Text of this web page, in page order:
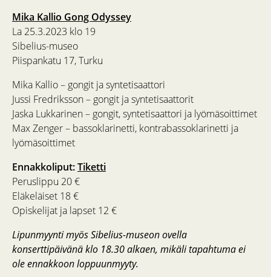
Mika Kallio Gong Odyssey
La 25.3.2023 klo 19
Sibelius-museo
Piispankatu 17, Turku
Mika Kallio – gongit ja syntetisaattori
Jussi Fredriksson – gongit ja syntetisaattorit
Jaska Lukkarinen – gongit, syntetisaattori ja lyömäsoittimet
Max Zenger – bassoklarinetti, kontrabassoklarinetti ja
lyömäsoittimet
Ennakkoliput:Tiketti
Peruslippu 20 €
Eläkeläiset 18 €
Opiskelijat ja lapset 12 €
Lipunmyynti myös Sibelius-museon ovella
konserttipäivänä klo 18.30 alkaen, mikäli tapahtuma ei
ole ennakkoon loppuunmyyty.